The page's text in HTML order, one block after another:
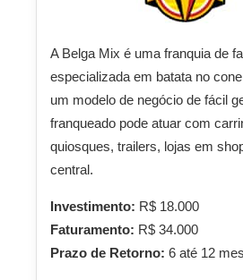
A Belga Mix é uma franquia de
especializada em batata no
um modelo de negócio de fácil
franqueado pode atuar com
quiosques, trailers, lojas em
central.
Investimento: R$ 18.000
Faturamento: R$ 34.000
Prazo de Retorno: 6 até 12